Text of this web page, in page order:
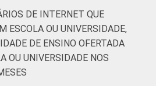
De 45 a 59
anos
65
De 60 anos
ou mais
70
DE INTERNET QUE
ESCOLA OU UNIVERSIDADE,
DE ENSINO OFERTADA
OU UNIVERSIDADE NOS